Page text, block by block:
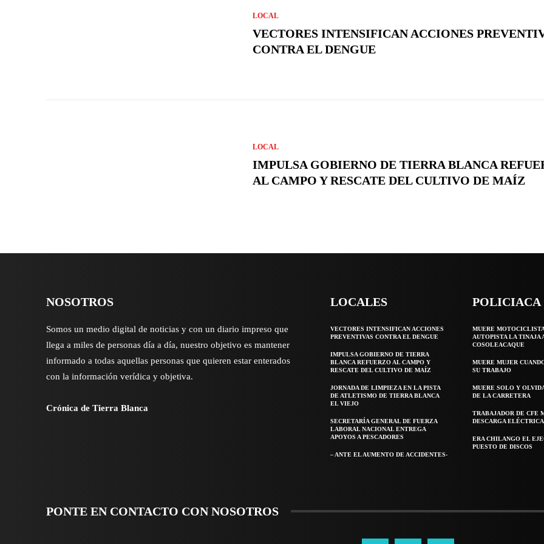
LOCAL
VECTORES INTENSIFICAN ACCIONES
CONTRA EL DENGUE
LOCAL
IMPULSA GOBIERNO DE TIERRA BLANCA
AL CAMPO Y RESCATE DEL CULTIVO DE MAÍZ
NOSOTROS
Somos un medio digital de noticias y con un diario impreso que
llega a miles de personas día a día, nuestro objetivo es mantener
informado a todas aquellas personas que quieren estar enterados
con la información verídica y objetiva.
Crónica de Tierra Blanca
LOCALES
VECTORES INTENSIFICAN ACCIONES
PREVENTIVAS CONTRA EL DENGUE
IMPULSA GOBIERNO DE TIERRA
BLANCA REFUERZO AL CAMPO Y
RESCATE DEL CULTIVO DE MAÍZ
JORNADA DE LIMPIEZA EN LA PISTA
DE ATLETISMO DE TIERRA BLANCA
EL VIEJO
SECRETARÍA GENERAL DE FUERZA
LABORAL NACIONAL ENTREGA
APOYOS A PESCADORES
– ANTE EL AUMENTO DE ACCIDENTES-
POLICIACA
MUERE
AUTOPISTA LA TINAJA
COSOLEACAQUE
MUERE MUJER
SU TRABAJO
MUERE SOLO Y
DE LA CARRETERA
TRABAJADOR DE CFE
DESCARGA ELÉCTRICA
ERA CHILANGO EL
PUESTO DE DISCOS
PONTE EN CONTACTO CON NOSOTROS